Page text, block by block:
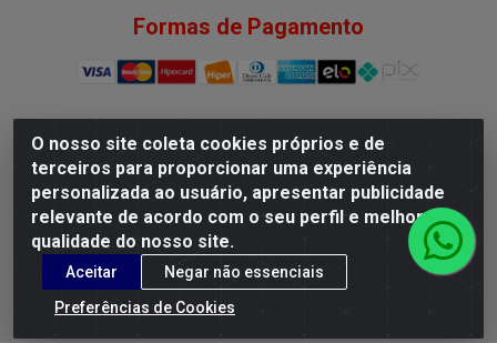
O nosso site coleta cookies próprios e de
terceiros para proporcionar uma experiência
personalizada ao usuário, apresentar publicidade
relevante de acordo com o seu perfil e melhorar a
qualidade do nosso site.
Aceitar
Negar não essenciais
Preferências de Cookies
Formas de Pagamento
G.M.I. Distribuidora LTDA - Rua Conselheiro Pena, 50 - Santa
Branca, Belo Horizonte/MG - CEP 31.710-150 - CNPJ
04.098.359/0001-02